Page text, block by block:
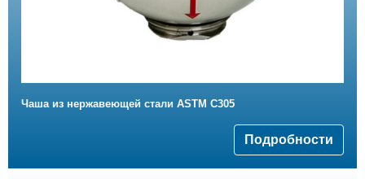
Чаша из нержавеющей стали ASTM C305
Подробности